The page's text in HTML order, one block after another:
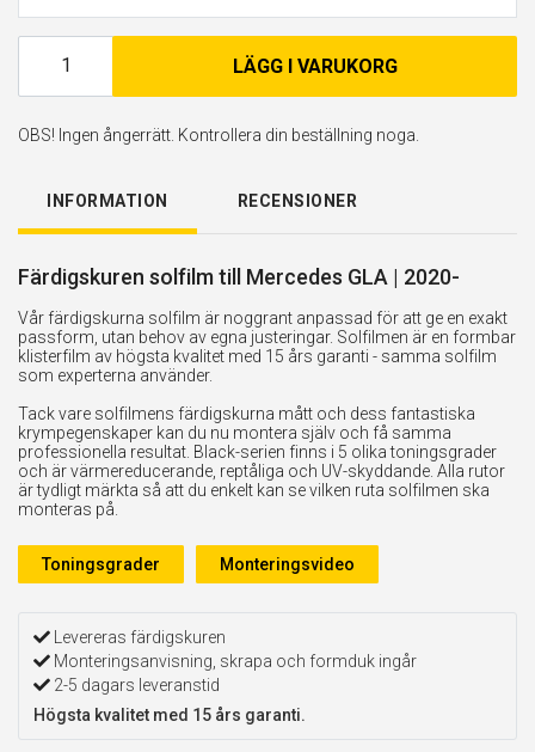
LÄGG I VARUKORG
OBS! Ingen ångerrätt. Kontrollera din beställning noga.
INFORMATION RECENSIONER
Färdigskuren solfilm till Mercedes GLA | 2020-
Vår färdigskurna solfilm är noggrant anpassad för att ge en exakt
passform, utan behov av egna justeringar. Solfilmen är en formbar
klisterfilm av högsta kvalitet med 15 års garanti - samma solfilm
som experterna använder.
Tack vare solfilmens färdigskurna mått och dess fantastiska
krympegenskaper kan du nu montera själv och få samma
professionella resultat. Black-serien finns i 5 olika toningsgrader
och är värmereducerande, reptåliga och UV-skyddande. Alla rutor
är tydligt märkta så att du enkelt kan se vilken ruta solfilmen ska
monteras på.
Toningsgrader Monteringsvideo
Levereras färdigskuren
Monteringsanvisning, skrapa och formduk ingår
2-5 dagars leveranstid
Högsta kvalitet med 15 års garanti.